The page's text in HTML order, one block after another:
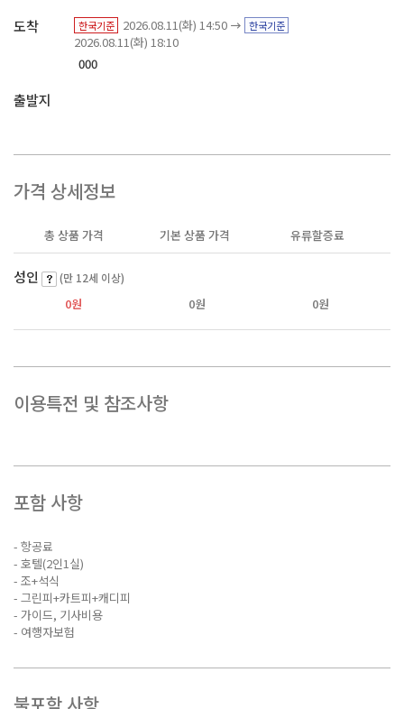
도착 한국기준 2026.08.11(화) 14:50 한국기준
2026.08.11(화) 18:10
000
출발지
가격 상세정보
총 상품 가격 기본 상품 가격 유류할증료
성인 (만 12세 이상)
0원 0원 0원
이용특전 및 참조사항
포함 사항
- 항공료
- 호텔(2인1실)
- 조+석식
- 그린피+카트피+캐디피
- 가이드, 기사비용
- 여행자보험